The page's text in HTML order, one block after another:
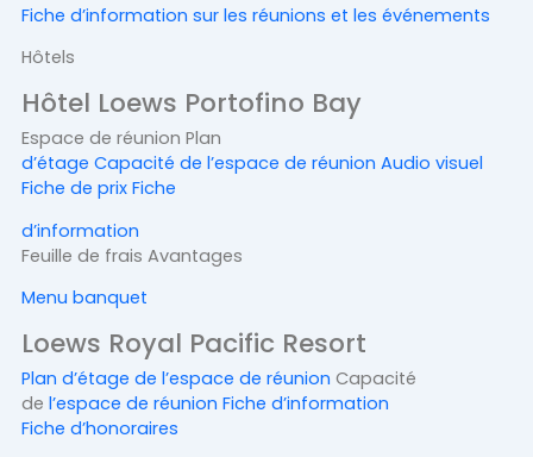
Fiche d’information sur les réunions et les événements
Hôtels
Hôtel Loews Portofino Bay
Espace de réunion Plan
d’étage Capacité de l’espace de réunion Audio visuel
Fiche de prix Fiche
d’information
Feuille de frais Avantages
Menu banquet
Loews Royal Pacific Resort
Plan d’étage de l’espace de réunion Capacité
de l’espace de réunion Fiche d’information
Fiche d’honoraires